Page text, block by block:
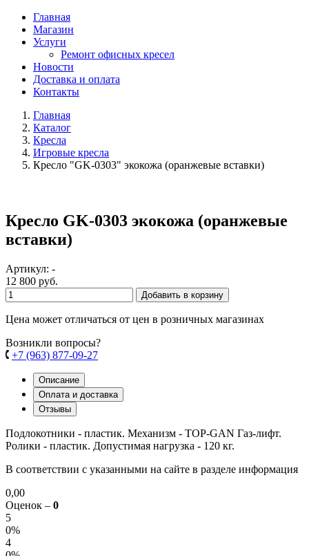
Главная
Магазин
Услуги
Ремонт офисных кресел
Новости
Доставка и оплата
Контакты
Главная
Каталог
Кресла
Игровые кресла
Кресло "GK-0303" экокожа (оранжевые вставки)
Кресло GK-0303 экокожа (оранжевые
вставки)
Артикул: -
12 800 руб.
Добавить в корзину
Цена может отличаться от цен в розничных магазинах
Возникли вопросы?
+7 (963) 877-09-27
Описание
Оплата и доставка
Отзывы
Подлокотники - пластик. Механизм - TOP-GAN Газ-лифт.
Ролики - пластик. Допустимая нагрузка - 120 кг.
В соответствии с указанными на сайте в разделе информация
0,00
Оценок – 0
5
0%
4